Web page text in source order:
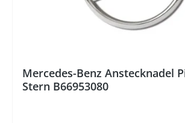
Mercedes-Benz Anstecknadel
Stern B66953080